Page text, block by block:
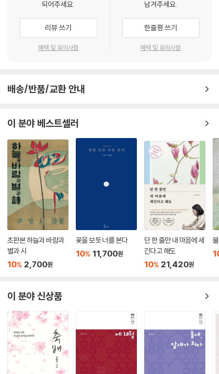
김 효 숙 _ 시와 정치 _160
-자크 랑시에르를 경유하여
송 희 복 _ 색욕이 꿈결 같고, 노래는 숨결처럼 _184
디카시를 쓰는 시인들
서경만 _ 그립습니다 외 1편 _ 210
디카시 번역 PARADE
박춘혁 _ 빈틈 _ 216
정진용 _ 낙화 한 잔 _ 218
이유상 _ 별 내리는 밤 _ 220
원종구 _ 사월을 퇴고하다 _ 222
조문정 _ 잔인한 사월 _ 224
최재우 _ 마음 판 _ 226
김정준 _ 무(霧) _ 228
최희남 _ 형용사 배달부 _ 230
디카시 신인 작품상
김애경 _ 굴광성 외 2편 _ 250
심사평 _ 이어산 발행인 _ 257
예술디카시 깊게 읽기
최희강 _ 생명 있는 예술디카시 창작을 위하여 _ 262
이어산 _ 가려진 진실을 찾아서 _ 266
되어주세요.
리뷰 쓰기
혜택 및 유의사항
남겨주세요.
한줄평 쓰기
혜택 및 유의사항
배송/반품/교환 안내
이 분야 베스트셀러
초판본 하늘과 바람과
별과 시
10% 2,700원
꽃을 보듯 너를 본다
10% 11,700원
단 한 줄만 내 마음에 새
긴다고 해도
10% 21,420원
이 분야 신상품